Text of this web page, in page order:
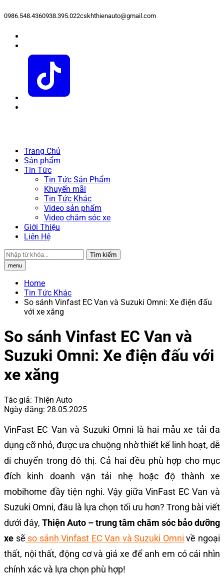
0986.548.4360938.395.022cskhthienauto@gmail.com
Trang Chủ
Sản phẩm
Tin Tức
Tin Tức Sản Phẩm
Khuyến mãi
Tin Tức Khác
Video sản phẩm
Video chăm sóc xe
Giới Thiệu
Liên Hệ
Tìm kiếm
menu
Home
Tin Tức Khác
So sánh Vinfast EC Van và Suzuki Omni: Xe điện đấu
với xe xăng
So sánh Vinfast EC Van và
Suzuki Omni: Xe điện đấu với
xe xăng
Tác giả: Thiện Auto
Ngày đăng: 28.05.2025
VinFast EC Van và Suzuki Omni là hai mẫu xe tải đa
dụng cỡ nhỏ, được ưa chuộng nhờ thiết kế linh hoạt, dễ
di chuyển trong đô thị. Cả hai đều phù hợp cho mục
đích kinh doanh vận tải nhẹ hoặc độ thành xe
mobihome đầy tiện nghi. Vậy giữa VinFast EC Van và
Suzuki Omni, đâu là lựa chọn tối ưu hơn? Trong bài viết
dưới đây, Thiện Auto – trung tâm chăm sóc bảo dưỡng
xe sẽ so sánh Vinfast EC Van và Suzuki Omni về ngoại
thất, nội thất, động cơ và giá xe để anh em có cái nhìn
chính xác và lựa chọn phù hợp!